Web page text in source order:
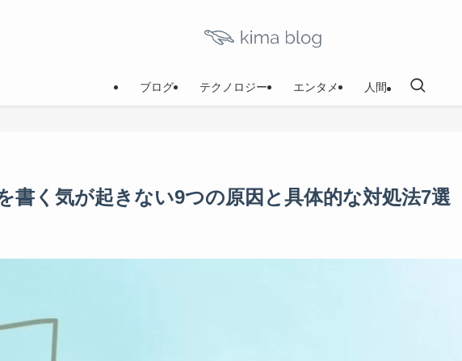
ブログ テクノロジー エンタメ 人間
書く気が起きない9つの原因と具体的な対処法7選